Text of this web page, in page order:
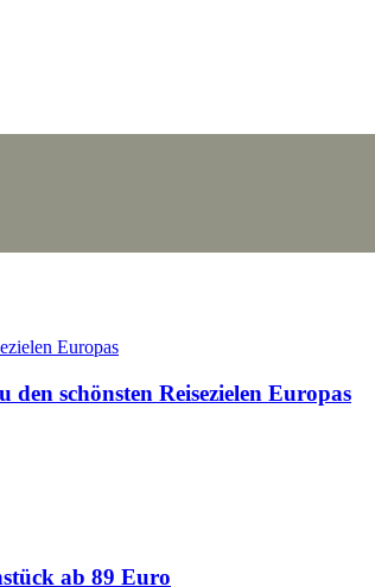
schönsten Reisezielen Europas
ab 89 Euro